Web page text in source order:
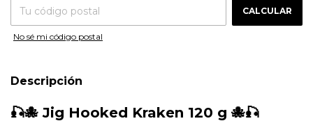
CALCULAR
No sé mi código postal
Descripción
🎣🐙 Jig Hooked Kraken 120 g 🐙🎣